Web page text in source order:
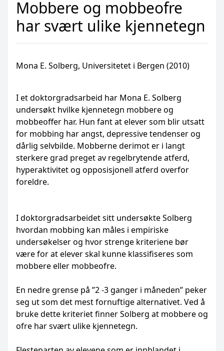
Mobbere og mobbeofre
har svært ulike kjennetegn
Mona E. Solberg, Universitetet i Bergen (2010)
I et doktorgradsarbeid har Mona E. Solberg
undersøkt hvilke kjennetegn mobbere og
mobbeoffer har. Hun fant at elever som blir utsatt
for mobbing har angst, depressive tendenser og
dårlig selvbilde. Mobberne derimot er i langt
sterkere grad preget av regelbrytende atferd,
hyperaktivitet og opposisjonell atferd overfor
foreldre.
I doktorgradsarbeidet sitt undersøkte Solberg
hvordan mobbing kan måles i empiriske
undersøkelser og hvor strenge kriteriene bør
være for at elever skal kunne klassifiseres som
mobbere eller mobbeofre.
En nedre grense på ”2 -3 ganger i måneden” peker
seg ut som det mest fornuftige alternativet. Ved å
bruke dette kriteriet finner Solberg at mobbere og
ofre har svært ulike kjennetegn.